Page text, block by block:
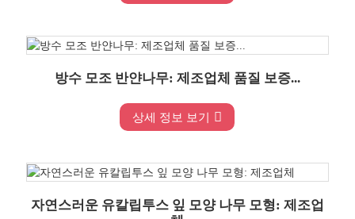
방수 모조 반얀나무: 제조업체 품질 보증...
상세 정보 보기
자연스러운 유칼립투스 잎 모양 나무 모형: 제조업